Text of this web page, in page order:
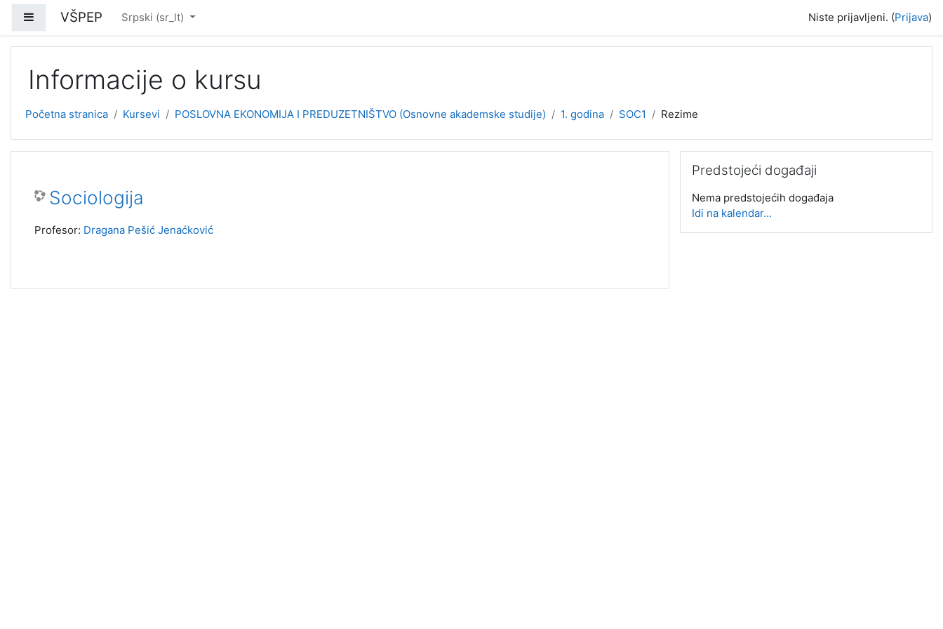
Idi na glavni sadržaj
Bočni panel
VŠPEP Srpski ‎(sr_lt)‎ Niste prijavljeni. (Prijava)
Informacije o kursu
Početna stranica Kursevi POSLOVNA EKONOMIJA I PREDUZETNIŠTVO (Osnovne akademske studije) 1. godina SOC1 Rezime
Sociologija
Profesor: Dragana Pešić Jenaćković
Predstojeći događaji
Nema predstojećih događaja
Idi na kalendar...